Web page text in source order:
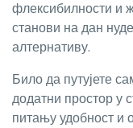
флексибилности и
станови на дан
алтернативу.
Било да путујете
додатни простор у
питању удобност и